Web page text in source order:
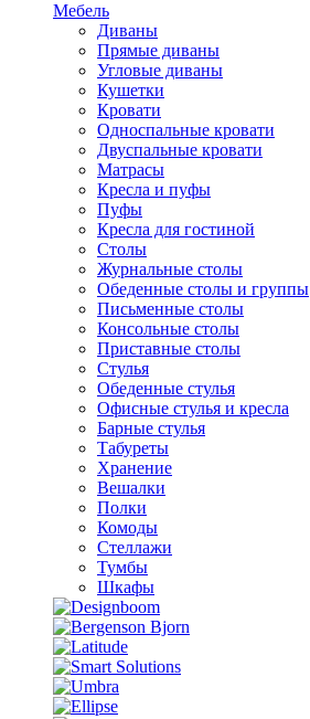
Мебель
Диваны
Прямые диваны
Угловые диваны
Кушетки
Кровати
Односпальные кровати
Двуспальные кровати
Матрасы
Кресла и пуфы
Пуфы
Кресла для гостиной
Столы
Журнальные столы
Обеденные столы и группы
Письменные столы
Консольные столы
Приставные столы
Стулья
Обеденные стулья
Офисные стулья и кресла
Барные стулья
Табуреты
Хранение
Вешалки
Полки
Комоды
Стеллажи
Тумбы
Шкафы